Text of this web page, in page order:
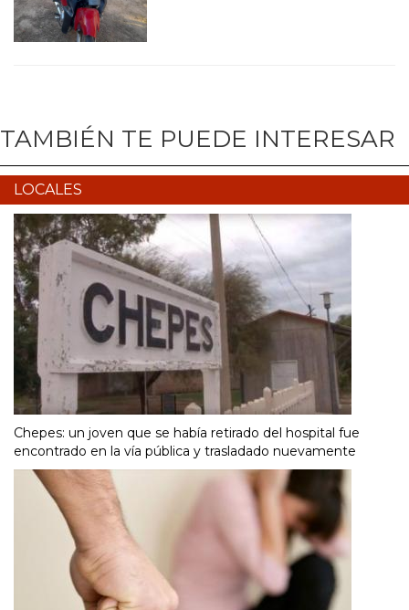
TAMBIÉN TE PUEDE INTERESAR
LOCALES
Chepes: un joven que se había retirado del hospital fue
encontrado en la vía pública y trasladado nuevamente